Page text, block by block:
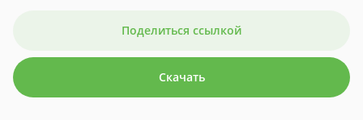
Поделиться ссылкой
Скачать